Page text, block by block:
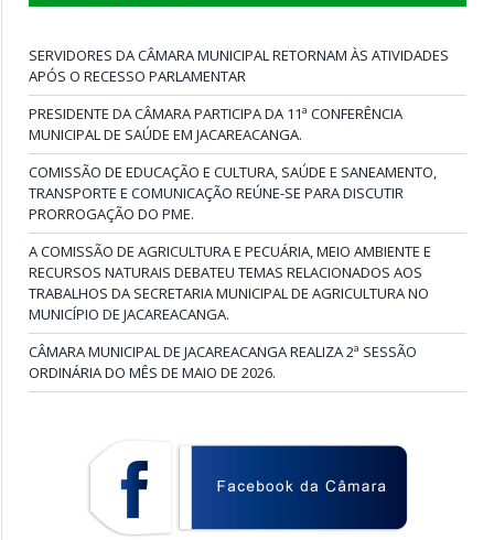
SERVIDORES DA CÂMARA MUNICIPAL RETORNAM ÀS ATIVIDADES
APÓS O RECESSO PARLAMENTAR
PRESIDENTE DA CÂMARA PARTICIPA DA 11ª CONFERÊNCIA
MUNICIPAL DE SAÚDE EM JACAREACANGA.
COMISSÃO DE EDUCAÇÃO E CULTURA, SAÚDE E SANEAMENTO,
TRANSPORTE E COMUNICAÇÃO REÚNE-SE PARA DISCUTIR
PRORROGAÇÃO DO PME.
A COMISSÃO DE AGRICULTURA E PECUÁRIA, MEIO AMBIENTE E
RECURSOS NATURAIS DEBATEU TEMAS RELACIONADOS AOS
TRABALHOS DA SECRETARIA MUNICIPAL DE AGRICULTURA NO
MUNICÍPIO DE JACAREACANGA.
CÂMARA MUNICIPAL DE JACAREACANGA REALIZA 2ª SESSÃO
ORDINÁRIA DO MÊS DE MAIO DE 2026.